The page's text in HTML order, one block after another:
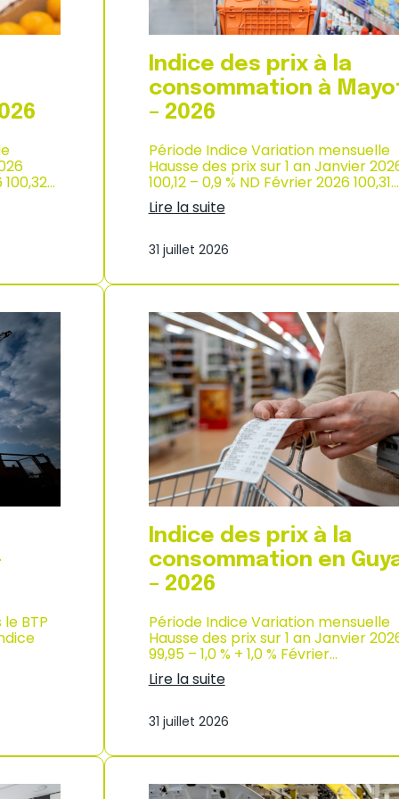
p
r
o
d
u
c
n
e
t
’
m
o
t
a
t
i
o
n
d
e
l
’
i
n
d
u
s
t
r
–
2
0
2
6
Indice des prix à la
consommation à
– 2026
Période Indice Variation mensuelle
Hausse des prix sur 1 an Janvier
100,12 – 0,9 % ND Février 2026 100,31…
Lire la suite
n
i
e
d
e
s
p
i
x
à
l
a
o
n
s
o
t
i
o
à
a
o
t
31 juillet 2026
BTP
Indice des prix à la
consommation en
– 2026
Période Indice Variation mensuelle
Hausse des prix sur 1 an Janvier
99,95 – 1,0 % + 1,0 % Février…
Lire la suite
n
i
e
31 juillet 2026